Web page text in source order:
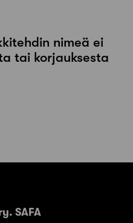
nimeä ei
tai korjauksesta
SAFA